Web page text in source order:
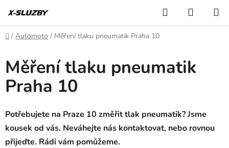
na
obsah
Hledat
KOŠÍK
Domů
/ Automoto / Měření tlaku pneumatik Praha 10
Měření tlaku pneumatik
Praha 10
Potřebujete na Praze 10 změřit tlak pneumatik? Jsme
kousek od vás. Neváhejte nás kontaktovat, nebo rovnou
přijeďte. Rádi vám pomůžeme.